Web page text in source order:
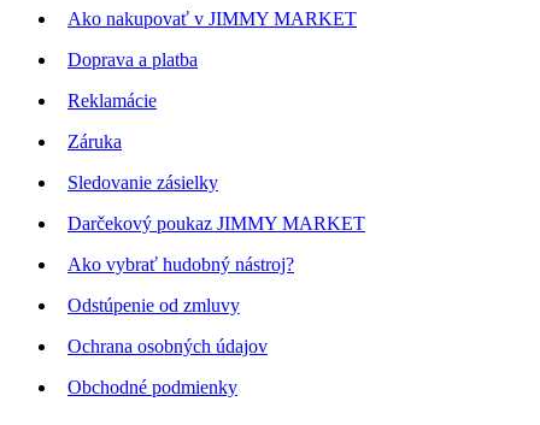
Ako nakupovať v JIMMY MARKET
Doprava a platba
Reklamácie
Záruka
Sledovanie zásielky
Darčekový poukaz JIMMY MARKET
Ako vybrať hudobný nástroj?
Odstúpenie od zmluvy
Ochrana osobných údajov
Obchodné podmienky